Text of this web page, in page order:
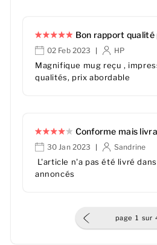
Bon rapport qualité
02 Feb 2023 | HP
Magnifique mug reçu ,
qualités, prix abordable
Conforme mais
30 Jan 2023 | Sandrine
L'article n'a pas été livré
annoncés
page 1 sur